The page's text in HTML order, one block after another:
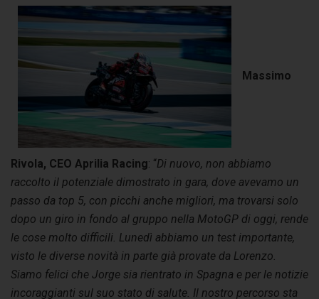
Massimo
Rivola, CEO Aprilia Racing: “Di nuovo, non abbiamo
raccolto il potenziale dimostrato in gara, dove avevamo un
passo da top 5, con picchi anche migliori, ma trovarsi solo
dopo un giro in fondo al gruppo nella MotoGP di oggi, rende
le cose molto difficili. Lunedì abbiamo un test importante,
visto le diverse novità in parte già provate da Lorenzo.
Siamo felici che Jorge sia rientrato in Spagna e per le notizie
incoraggianti sul suo stato di salute. Il nostro percorso sta